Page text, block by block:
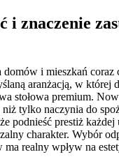
i znaczenie
domów i mieszkań coraz
aranżacją, w której
stołowa premium.
niż tylko naczynia do
podnieść prestiż każdej
charakter. Wybór
realny wpływ na